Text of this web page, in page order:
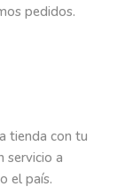
pedidos.
tienda con tu
servicio a
el país.